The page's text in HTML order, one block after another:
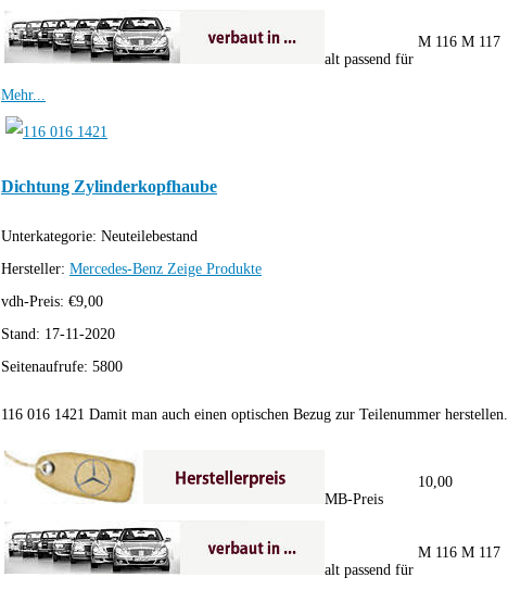
alt passend für
M 116 M 117
Mehr...
Dichtung Zylinderkopfhaube
Unterkategorie: Neuteilebestand
Hersteller: Mercedes-Benz Zeige Produkte
vdh-Preis: €9,00
Stand: 17-11-2020
Seitenaufrufe: 5800
116 016 1421 Damit man auch einen optischen Bezug zur Teilenummer
MB-Preis
10,00
alt passend für
M 116 M 117